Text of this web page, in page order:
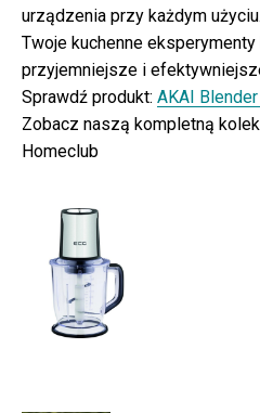
urządzenia przy każdym
Twoje kuchenne
przyjemniejsze i
Sprawdź produkt: AKAI
Zobacz naszą kompletną
Homeclub